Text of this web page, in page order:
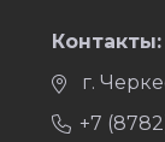
Контакты:
г.
+7